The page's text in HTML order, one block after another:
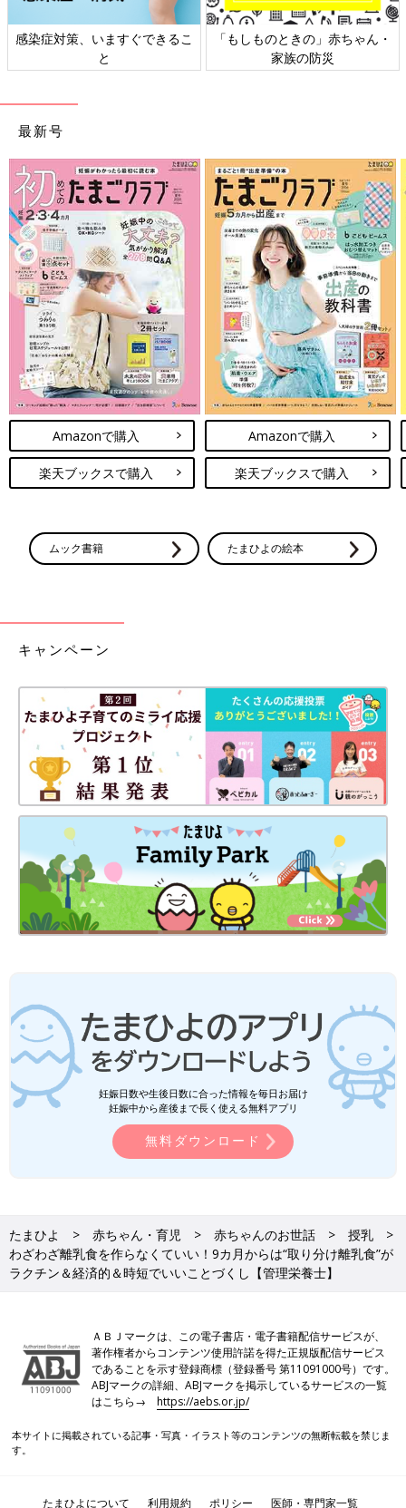
油脂類は8カ月ごろから使えますが、使用するのは少量が基本で
す。たとえば、炒めものは、油は少量にして蒸し煮に。大人用に
しましょう。
り分ける
離乳食は薄味が基本です。大人用の味つけをする前に赤ちゃん用
の食材を取り分けるか、味がしみ込む前に取り出します。
【ポイント４】取り分けた食材を赤ちゃんが食べやすく調
節
大人の食事の食材は、赤ちゃんには大きすぎたり、かたすぎたり
します。取り分けたら、食べやすく調節しましょう。
【ポイント5】1才ごろからは、大人用と同時調理も可能
た赤ちゃん用のフライやハンバーグなどを、大人用と一緒に調理
することも可能です。
感染症対策、いますぐできるこ
と
「もしものときの」赤ちゃん・
家族の防災
最新号
Amazonで購入
楽天ブックスで購入
Amazonで購入
楽天ブックスで購入
ムック書籍 たまひよの絵本
キャンペーン
妊娠日数や生後日数に合った情報を毎日お届け
妊娠中から産後まで長く使える無料アプリ
無料ダウンロード
たまひよ 赤ちゃん・育児 赤ちゃんのお世話
授乳
わざわざ離乳食を作らなくていい！9カ月からは“取り分け離乳食”が
ラクチン＆経済的＆時短でいいことづくし【管理栄養士】
ＡＢＪマークは、この電子書店・電子書籍配信サービスが、
著作権者からコンテンツ使用許諾を得た正規版配信サービス
であることを示す登録商標（登録番号 第11091000号）です。
ABJマークの詳細、ABJマークを掲示しているサービスの一覧
はこちら→https://aebs.or.jp/
本サイトに掲載されている記事・写真・イラスト等のコンテンツの無断転載を禁じま
す。
たまひよについて 利用規約 ポリシー 医師・専門家一覧